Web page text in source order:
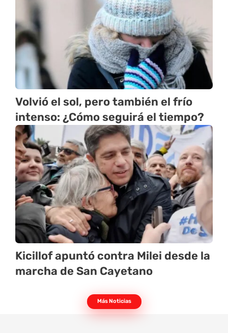
Volvió el sol, pero también el frío
intenso: ¿Cómo seguirá el tiempo?
Kicillof apuntó contra Milei desde la
marcha de San Cayetano
Más Noticias